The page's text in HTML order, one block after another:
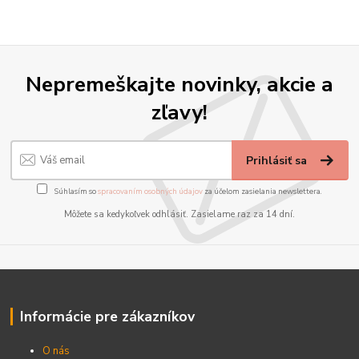
Nepremeškajte novinky, akcie a
zľavy!
Prihlásiť sa
Súhlasím sospracovaním osobných údajov za účelom zasielania newslettera.
Môžete sa kedykoľvek odhlásiť. Zasielame raz za 14 dní.
Informácie pre zákazníkov
O nás